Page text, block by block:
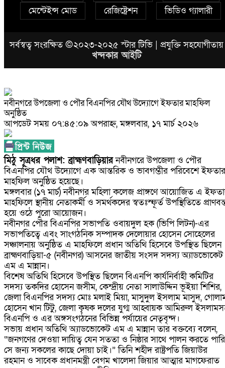
মেন্টেইন্স মোড
রেজিষ্ট্রেশন ভিডিও গ্যালারী
সর্বস্বত্ব সংরক্ষিত ©২০২৩-২০২৫ স্টার টিভি | প্রযুক্তি সহযোগীতায়
খন্দকার আইটি
নবীনগরে উপজেলা ও পৌর বিএনপির যৌথ উদ্যোগে ইফতার মাহফিল
অনুষ্ঠিত
আপডেট সময় ০৭:৪৫:০৯ অপরাহ্ন, মঙ্গলবার, ১৭ মার্চ ২০২৬
মিঠু সূত্রধর পলাশ: ব্রাহ্মণবাড়িয়ারনবীনগরে উপজেলা ও পৌর
বিএনপির যৌথ উদ্যোগে এক আন্তরিক ও ভাবগম্ভীর পরিবেশে ইফতার
মাহফিল অনুষ্ঠিত হয়েছে।
মঙ্গলবার (১৭ মার্চ) নবীনগর মহিলা কলেজ প্রাঙ্গণে আয়োজিত এ
মাহফিলে স্থানীয় নেতাকর্মী ও সমর্থকদের স্বতঃস্ফূর্ত উপস্থিতিতে
হয়ে ওঠে পুরো আয়োজন।
নবীনগর পৌর বিএনপির সভাপতি ওবায়দুল হক (ভিপি লিটন)-এর
সভাপতিত্বে এবং সাংগঠনিক সম্পাদক দেলোয়ার হোসেন সোহেলের
সঞ্চালনায় অনুষ্ঠিত এ মাহফিলে প্রধান অতিথি হিসেবে উপস্থিত ছিলেন
ব্রাহ্মণবাড়িয়া-৫ (নবীনগর) আসনের জাতীয় সংসদ সদস্য অ্যাডভোকেট
এম এ মান্নান।
বিশেষ অতিথি হিসেবে উপস্থিত ছিলেন বিএনপি কার্যনির্বাহী কমিটির
সদস্য তকদির হোসেন জসীম, কেন্দ্রীয় নেতা সালাউদ্দিন ভূইয়া শিশির,
জেলা বিএনপির সদস্য মোঃ মলাই মিয়া, মাসুদুল ইসলাম মাসুদ,
হোসেন খান টিটু, জেলা কৃষক দলের যুগ্ম আহ্বায়ক আমিরুল
বিএনপি ও এর অঙ্গসংগঠনের বিভিন্ন পর্যায়ের নেতৃবৃন্দ।
সভায় প্রধান অতিথি অ্যাডভোকেট এম এ মান্নান তার বক্তব্যে বলেন,
“জনগণের দেওয়া দায়িত্ব যেন সততা ও নিষ্ঠার সাথে পালন করতে
সে জন্য সকলের কাছে দোয়া চাই।” তিনি শহীদ রাষ্ট্রপতি জিয়াউর
রহমান ও সাবেক প্রধানমন্ত্রী বেগম খালেদা জিয়ার আত্মার মাগফেরাত